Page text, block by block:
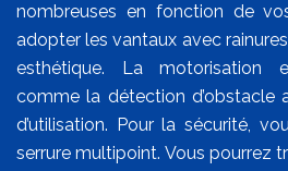
nombreuses en fonction de
adopter les vantaux avec
esthétique. La motorisation
comme la détection d’obstacle
d’utilisation. Pour la sécurité,
serrure multipoint. Vous pourrez